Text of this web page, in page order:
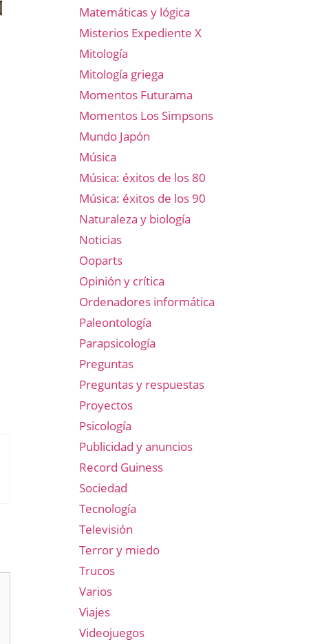
Matemáticas y lógica
Misterios Expediente X
Mitología
Mitología griega
Momentos Futurama
Momentos Los Simpsons
Mundo Japón
Música
Música: éxitos de los 80
Música: éxitos de los 90
Naturaleza y biología
Noticias
Ooparts
Opinión y crítica
Ordenadores informática
Paleontología
Parapsicología
Preguntas
Preguntas y respuestas
Proyectos
Psicología
Publicidad y anuncios
Record Guiness
Sociedad
Tecnología
Televisión
Terror y miedo
Trucos
Varios
Viajes
Videojuegos